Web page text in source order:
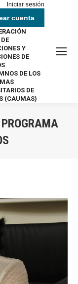
Iniciar sesión
cuenta
Y
DE
DE LOS
DE
(CAUMAS)
PROGRAMA